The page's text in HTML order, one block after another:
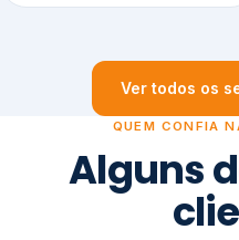
Ver todos os
QUEM CONFIA
Alguns